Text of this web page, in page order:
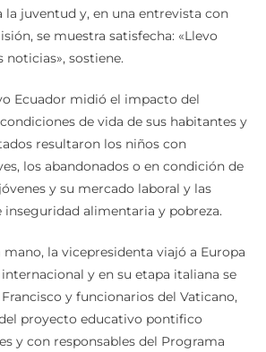
la juventud y, en una entrevista con
se muestra satisfecha: «Llevo
noticias», sostiene.
Ecuador midió el impacto del
de vida de sus habitantes y
resultaron los niños con
los abandonados o en condición de
y su mercado laboral y las
inseguridad alimentaria y pobreza.
la vicepresidenta viajó a Europa
y en su etapa italiana se
y funcionarios del Vaticano,
proyecto educativo pontifico
y con responsables del Programa